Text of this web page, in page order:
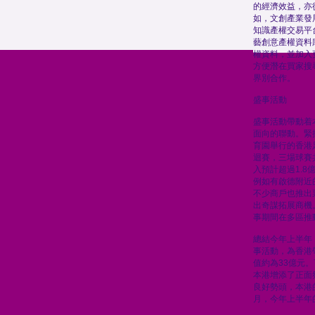
的經濟效益，亦
如，文創產業發
知識產權交易
藝創意產權資
權資料，並加入
方便潛在買家
界別合作。
盛事活動
盛事活動帶動
面向的聯動。
育園舉行的香
迴賽，三場球
入預計超過1.8
例如有啟德附近
不少商戶也推出
出奇謀拓展商
事期間在多區推
總結今年上半
事活動，為香
值約為33億元
本港增添了正面
良好勢頭，本
月，今年上半